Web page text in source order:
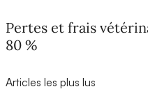
Pertes et frais
80 %
Articles les plus lus